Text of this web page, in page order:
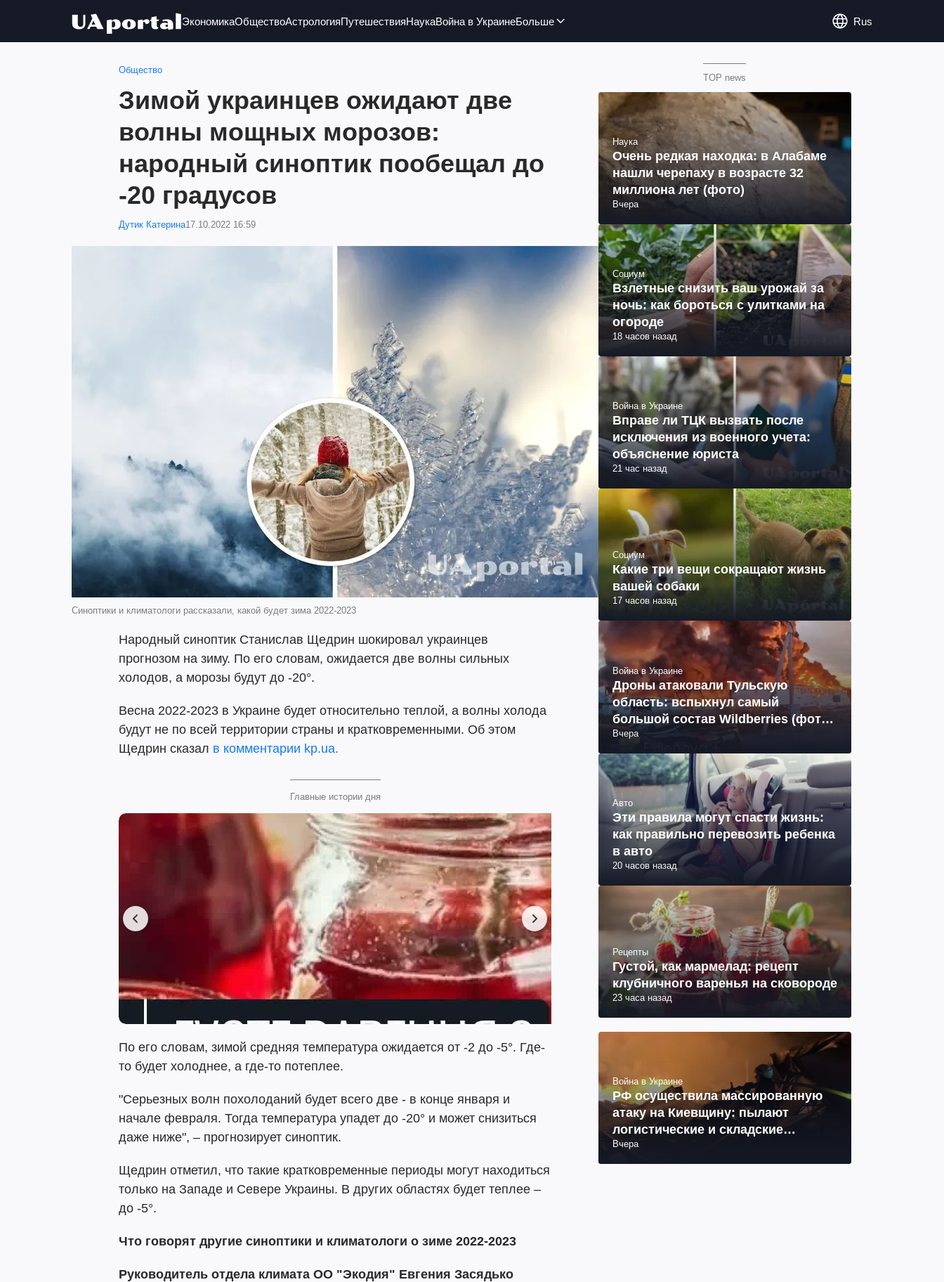
ЭкономикаОбществоАстрологияПутешествияНаукаВойна в УкраинеБольше Rus
Общество
Зимой украинцев ожидают две
волны мощных морозов:
народный синоптик пообещал до
-20 градусов
Дутик Катерина17.10.2022 16:59
Синоптики и климатологи рассказали, какой будет зима 2022-2023
Народный синоптик Станислав Щедрин шокировал украинцев
прогнозом на зиму. По его словам, ожидается две волны сильных
холодов, а морозы будут до -20°.
Весна 2022-2023 в Украине будет относительно теплой, а волны холода
будут не по всей территории страны и кратковременными. Об этом
Щедрин сказал в комментарии kp.ua.
Главные истории дня
По его словам, зимой средняя температура ожидается от -2 до -5°. Где-
то будет холоднее, а где-то потеплее.
"Серьезных волн похолоданий будет всего две - в конце января и
начале февраля. Тогда температура упадет до -20° и может снизиться
даже ниже", – прогнозирует синоптик.
Щедрин отметил, что такие кратковременные периоды могут находиться
только на Западе и Севере Украины. В других областях будет теплее –
до -5°.
Что говорят другие синоптики и климатологи о зиме 2022-2023
Руководитель отдела климата ОО "Экодия" Евгения Засядько
TOP news
Наука
Очень редкая находка: в Алабаме
нашли черепаху в возрасте 32
миллиона лет (фото)
Вчера
Социум
Взлетные снизить ваш урожай за
ночь: как бороться с улитками на
огороде
18 часов назад
Война в Украине
Вправе ли ТЦК вызвать после
исключения из военного учета:
объяснение юриста
21 час назад
Социум
Какие три вещи сокращают жизнь
вашей собаки
17 часов назад
Война в Украине
Дроны атаковали Тульскую
область: вспыхнул самый
большой состав Wildberries (фото,
видео)
Вчера
Авто
Эти правила могут спасти жизнь:
как правильно перевозить ребенка
в авто
20 часов назад
Рецепты
Густой, как мармелад: рецепт
клубничного варенья на сковороде
23 часа назад
Война в Украине
РФ осуществила массированную
атаку на Киевщину: пылают
логистические и складские
комплексы, 14 погибших, 27
раненых (фото, видео)
Вчера